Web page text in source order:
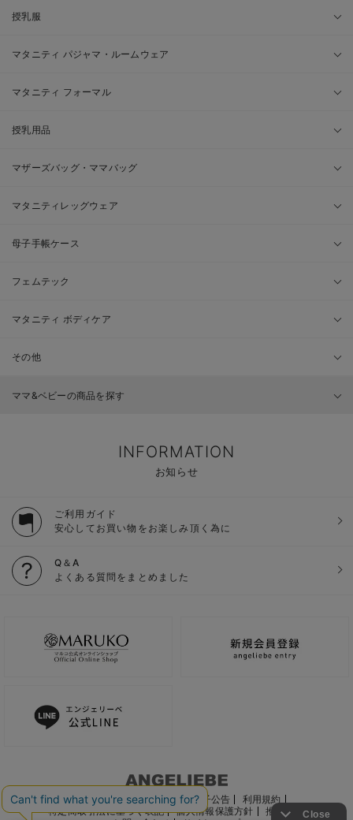
授乳服
マタニティ パジャマ・ルームウェア
マタニティ フォーマル
授乳用品
マザーズバッグ・ママバッグ
マタニティレッグウェア
母子手帳ケース
フェムテック
マタニティ ボディケア
その他
ママ&ベビーの商品を探す
INFORMATION
お知らせ
ご利用ガイド
安心してお買い物をお楽しみ頂く為に
Q＆A
よくある質問をまとめました
ご利用ガイド 会社概要 電子公告
利用規約
特定商取引法に基づく表記
個人情報保護方針
推奨環境